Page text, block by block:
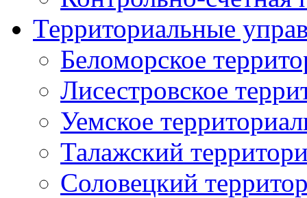
Территориальные
Беломорское
Лисестровское
Уемское
Талажский
Соловецкий